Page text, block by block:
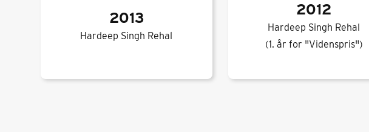
2013
Hardeep Singh Rehal
2012
Hardeep Singh Rehal
(1. år for "Videnspris")